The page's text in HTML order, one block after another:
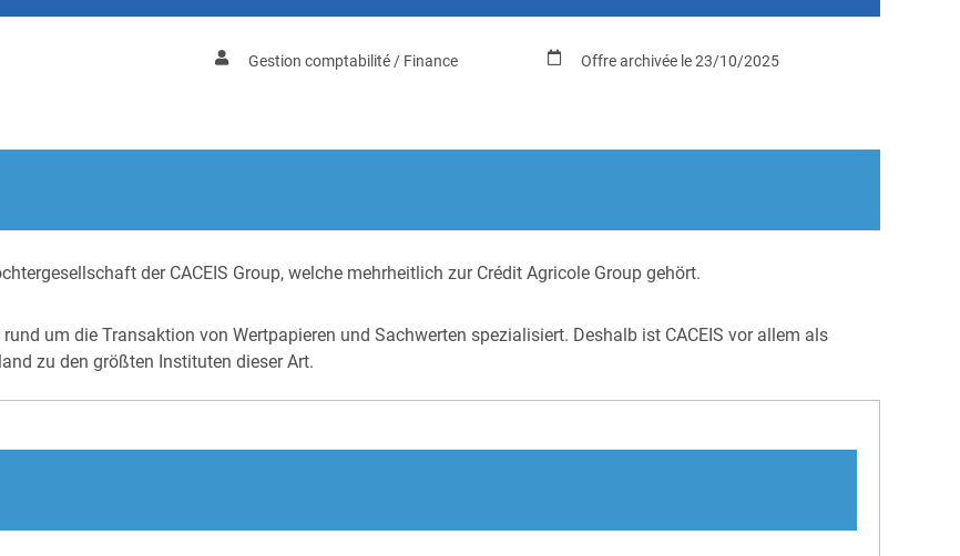
Gestion comptabilité / Finance Offre archivée le 23/10/2025
der CACEIS Group, welche mehrheitlich zur Crédit Agricole Group gehört.
um die Transaktion von Wertpapieren und Sachwerten spezialisiert. Deshalb ist CACEIS vor allem als
zu den größten Instituten dieser Art.